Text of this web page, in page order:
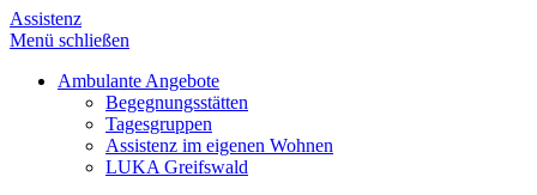
Assistenz
Menü schließen
Ambulante Angebote
Begegnungsstätten
Tagesgruppen
Assistenz im eigenen Wohnen
LUKA Greifswald